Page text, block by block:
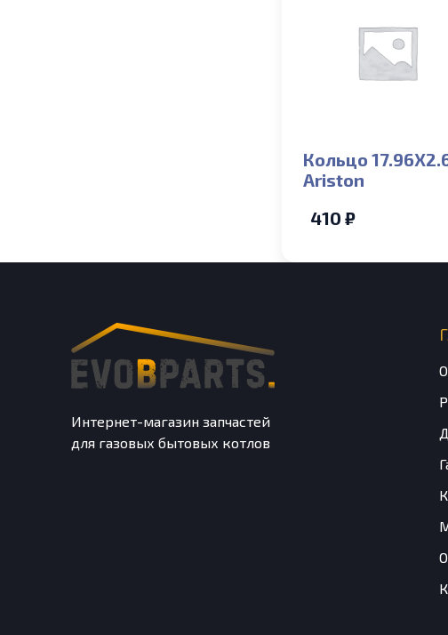
Кольцо
Ariston
410 ₽
Интернет-магазин запчастей
для газовых бытовых котлов